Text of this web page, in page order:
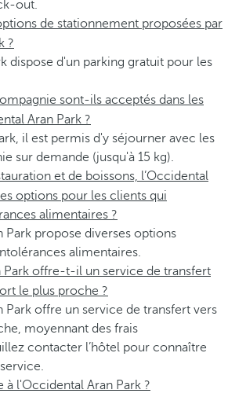
out.
de stationnement proposées par
?
dispose d'un parking gratuit pour les
sont-ils acceptés dans les
Aran Park ?
il est permis d'y séjourner avec les
sur demande (jusqu'à 15 kg).
et de boissons, l’Occidental
options pour les clients qui
alimentaires ?
Park propose diverses options
alimentaires.
Park offre-t-il un service de transfert
le plus proche ?
Park offre un service de transfert vers
moyennant des frais
contacter l’hôtel pour connaître
à l'Occidental Aran Park ?